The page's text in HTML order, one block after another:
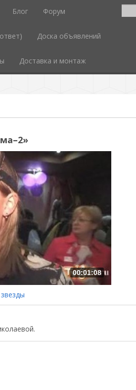
Блог Форум
Доска объявлений
Доставка и монтаж
00:01:08